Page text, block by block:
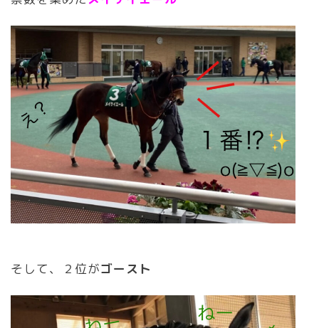
そして、２位がゴースト